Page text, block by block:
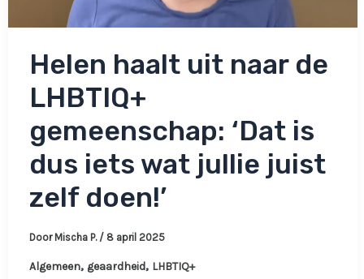
Helen haalt uit naar de
LHBTIQ+
gemeenschap: ‘Dat is
dus iets wat jullie juist
zelf doen!’
Door Mischa P. / 8 april 2025
Algemeen, geaardheid, LHBTIQ+